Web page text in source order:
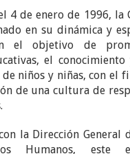
4 de enero de 1996, la
en su dinámica y
el objetivo de
el
de niños y niñas, con el
de una cultura de
la Dirección General
Humanos, este